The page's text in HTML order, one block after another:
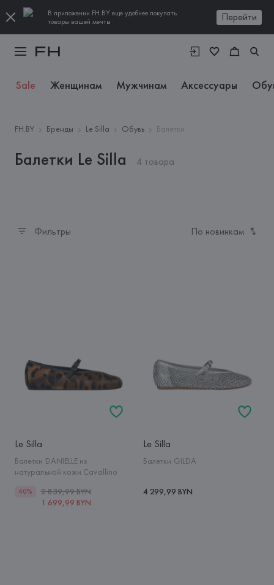
В приложении FH.BY еще удобнее покупать
товары вашей мечты
Перейти
Sale Женщинам Мужчинам Аксессуары
FH.BY Бренды Le Silla Обувь Балетки
Балетки Le Silla 4 товара
Фильтры По новинкам
Le Silla
Балетки DANIELLE из
натуральной кожи Cavallino
40%
2 839,99 BYN
1 699,99 BYN
Le Silla
Балетки GILDA
4 299,99 BYN